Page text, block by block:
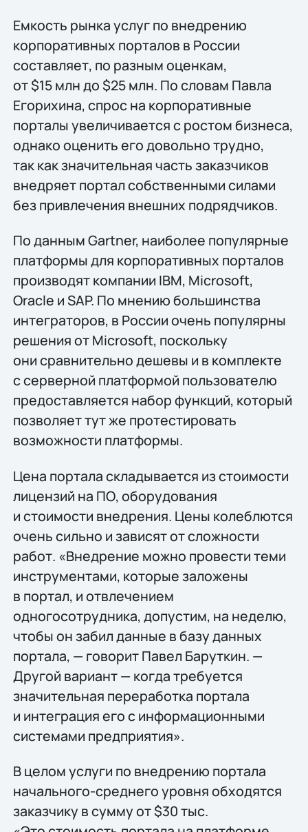
Емкость рынка услуг по внедрению
корпоративных порталов в России
составляет, по разным оценкам,
от $15 млн до $25 млн. По словам Павла
Егорихина, спрос на корпоративные
порталы увеличивается с ростом бизнеса,
однако оценить его довольно трудно,
так как значительная часть заказчиков
внедряет портал собственными силами
без привлечения внешних подрядчиков.
По данным Gartner, наиболее популярные
платформы для корпоративных порталов
производят компании IBM, Microsoft,
Oracle и SAP. По мнению большинства
интеграторов, в России очень популярны
решения от Microsoft, поскольку
они сравнительно дешевы и в комплекте
с серверной платформой пользователю
предоставляется набор функций, который
позволяет тут же протестировать
возможности платформы.
Цена портала складывается из стоимости
лицензий на ПО, оборудования
и стоимости внедрения. Цены колеблются
очень сильно и зависят от сложности
работ. «Внедрение можно провести теми
инструментами, которые заложены
в портал, и отвлечением
одногосотрудника, допустим, на неделю,
чтобы он забил данные в базу данных
портала, — говорит Павел Баруткин. —
Другой вариант — когда требуется
значительная переработка портала
и интеграция его с информационными
системами предприятия».
В целом услуги по внедрению портала
начального-среднего уровня обходятся
заказчику в сумму от $30 тыс.